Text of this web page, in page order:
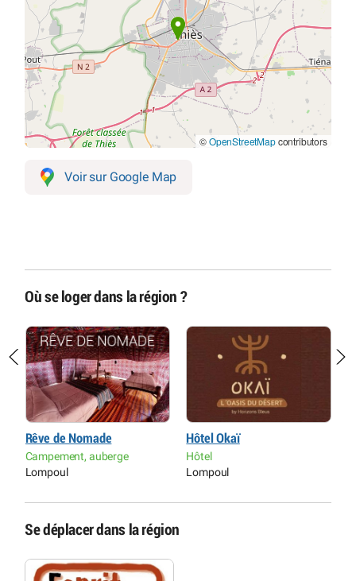
©OpenStreetMapcontributors
Voir sur Google Map
Où se loger dans la région ?
Rêve de Nomade
Campement, auberge
Lompoul
Hôtel Okaï
Hôtel
Lompoul
Se déplacer dans la région